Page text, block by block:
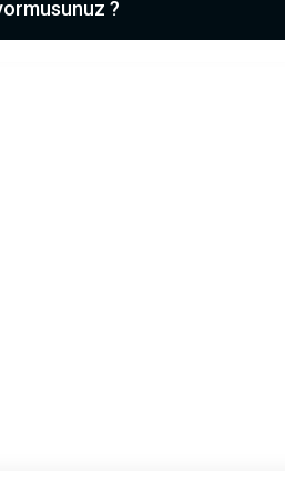
?